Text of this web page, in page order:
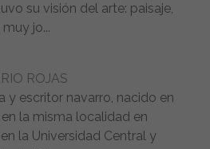
su visión del arte: paisaje,
jo...
ROJAS
y escritor navarro, nacido en
la misma localidad en
la Universidad Central y